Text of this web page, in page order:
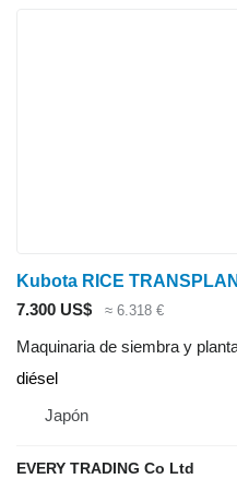
Kubota RICE
7.300 US$
≈ 6.318 €
Maquinaria de siembra y
diésel
Japón
EVERY TRADING Co Ltd